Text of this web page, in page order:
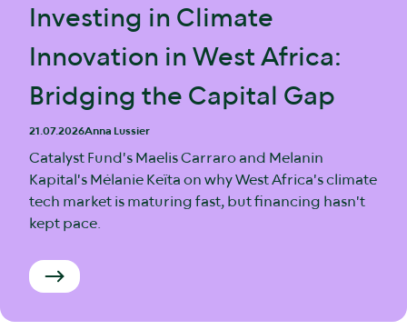
Investing in Climate
Innovation in West Africa:
Bridging the Capital Gap
21.07.2026Anna Lussier
Catalyst Fund's Maelis Carraro and Melanin
Kapital's Mélanie Keïta on why West Africa's climate
tech market is maturing fast, but financing hasn't
kept pace.